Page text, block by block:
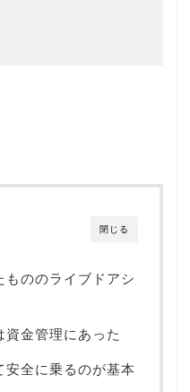
閉じる
もののライブドアシ
資金管理にあった
安全に乗るのが基本